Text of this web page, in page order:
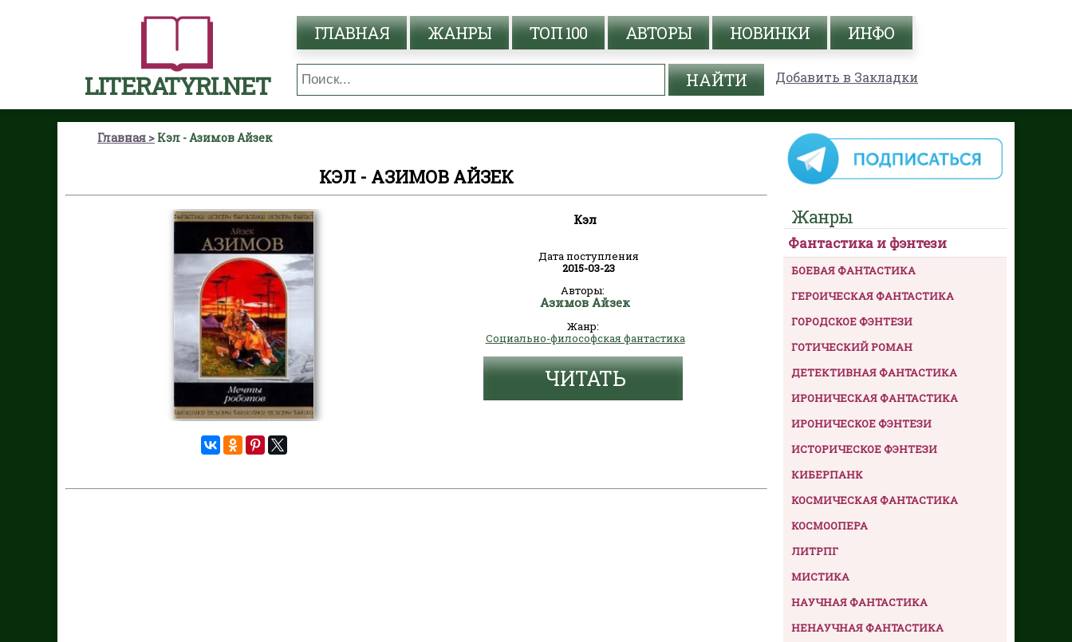
LITERATYRI.NET
ГЛАВНАЯ ЖАНРЫ ТОП 100 АВТОРЫ НОВИНКИ ИНФО
Добавить в Закладки
Главная Кэл - Азимов Айзек
КЭЛ - АЗИМОВ АЙЗЕК
Кэл
Дата поступления
2015-03-23
Авторы:
Азимов Айзек
Жанр:
Социально-философская фантастика
ЧИТАТЬ
Жанры
Фантастика и фэнтези
БОЕВАЯ ФАНТАСТИКА
ГЕРОИЧЕСКАЯ ФАНТАСТИКА
ГОРОДСКОЕ ФЭНТЕЗИ
ГОТИЧЕСКИЙ РОМАН
ДЕТЕКТИВНАЯ ФАНТАСТИКА
ИРОНИЧЕСКАЯ ФАНТАСТИКА
ИРОНИЧЕСКОЕ ФЭНТЕЗИ
ИСТОРИЧЕСКОЕ ФЭНТЕЗИ
КИБЕРПАНК
КОСМИЧЕСКАЯ ФАНТАСТИКА
КОСМООПЕРА
ЛИТРПГ
МИСТИКА
НАУЧНАЯ ФАНТАСТИКА
НЕНАУЧНАЯ ФАНТАСТИКА